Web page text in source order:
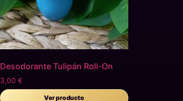
Desodorante Tulipán Roll-On
3,00€
Ver producto